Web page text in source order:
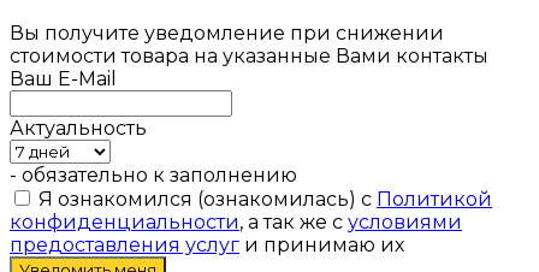
Вы получите уведомление при снижении
стоимости товара на указанные Вами контакты
Ваш E-Mail
Актуальность
- обязательно к заполнению
Я ознакомился (ознакомилась) с Политикой
конфиденциальности, а так же с условиями
предоставления услуг и принимаю их